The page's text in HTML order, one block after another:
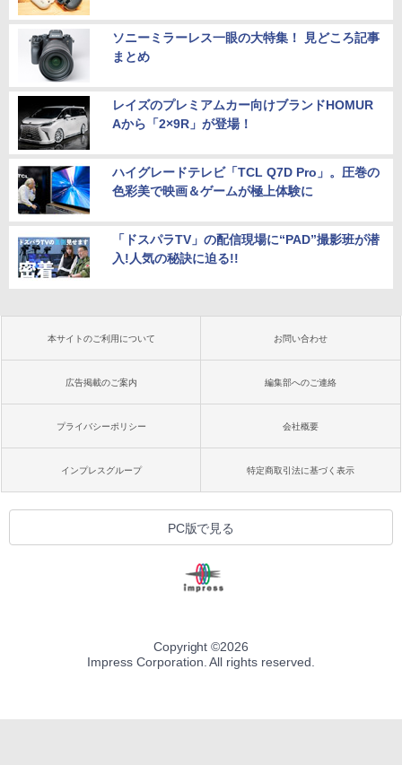
ソニーミラーレス一眼の大特集！ 見どころ記事
まとめ
レイズのプレミアムカー向けブランドHOMUR
Aから「2×9R」が登場！
ハイグレードテレビ「TCL Q7D Pro」。圧巻の
色彩美で映画＆ゲームが極上体験に
「ドスパラTV」の配信現場に“PAD”撮影班が潜
入!人気の秘訣に迫る!!
本サイトのご利用について お問い合わせ
広告掲載のご案内 編集部へのご連絡
プライバシーポリシー 会社概要
インプレスグループ 特定商取引法に基づく表示
PC版で見る
Copyright ©2026
Impress Corporation. All rights reserved.